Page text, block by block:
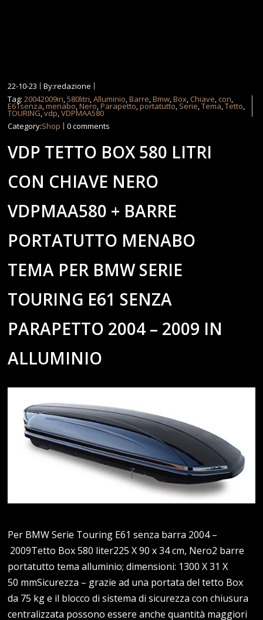
22-10-23
By:redazione
Tag:20042009in,580litri,Alluminio,Barre,Bmw,Box, Chiave, con,
E61senza,menabo,Nero,Parapetto,portatutto, Serie,Tema,Tetto,
TOURING,vdp,VDPMAA580
Category:Shop 0 comments
VDP TETTO BOX 580 LITRI
CON CHIAVE NERO
VDPMAA580 + BARRE
PORTATUTTO MENABO
TEMA PER BMW SERIE
TOURING E61 SENZA
PARAPETTO 2004 – 2009 IN
ALLUMINIO
Per BMW Serie Touring E61 senza barra 2004 –
2009Tetto Box 580 liter225 X 90 x 34 cm, Nero2 barre
portatutto tema alluminio; dimensioni: 1300 X 31 X
50 mmSicurezza – grazie ad una portata del tetto Box
da 75 kg e il blocco di sistema di sicurezza con chiusura
centralizzata possono essere anche quantità maggiori